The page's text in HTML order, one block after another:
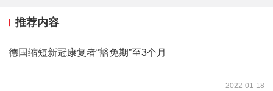
推荐内容
德国缩短新冠康复者“豁免期”至3个月
2022-01-18